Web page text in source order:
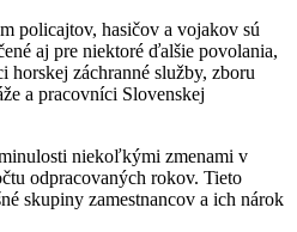
policajtov, hasičov a vojakov sú
aj pre niektoré ďalšie povolania,
horskej záchranné služby, zboru
a pracovníci Slovenskej
niekoľkými zmenami v
odpracovaných rokov. Tieto
skupiny zamestnancov a ich nárok